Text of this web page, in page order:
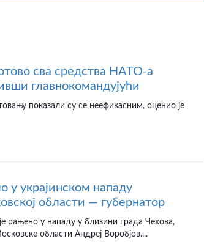
сва средства НАТО-а
главнокомандујући
показали су се неефикасним, оценио је
у украјинском нападу
области — губернатор
рањено у нападу у близини града Чехова,
области Андреј Воробјов....